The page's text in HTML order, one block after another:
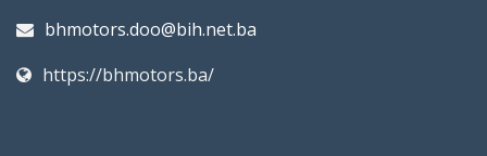
bhmotors.doo@bih.net.ba
https://bhmotors.ba/